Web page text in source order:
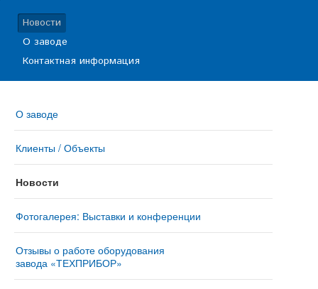
Новости
О заводе
Контактная информация
О заводе
Клиенты / Объекты
Новости
Фотогалерея: Выставки и конференции
Отзывы о работе оборудования
завода «ТЕХПРИБОР»